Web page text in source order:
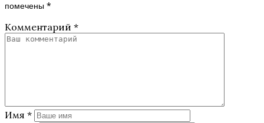
помечены *
Комментарий *
Имя *